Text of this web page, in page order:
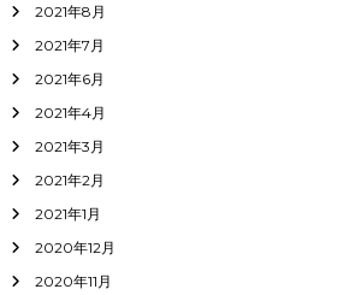
2021年8月
2021年7月
2021年6月
2021年4月
2021年3月
2021年2月
2021年1月
2020年12月
2020年11月